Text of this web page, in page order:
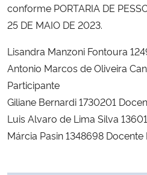
Ministério da Educação
Ministério da Cidadania
Ministério da Saúde
Ministério de Minas e Energia
conforme PORTARIA DE
25 DE MAIO DE 2023.
Lisandra Manzoni Fontoura
Antonio Marcos de Oliveira
Participante
Giliane Bernardi 1730201
Luis Alvaro de Lima Silva
Márcia Pasin 1348698